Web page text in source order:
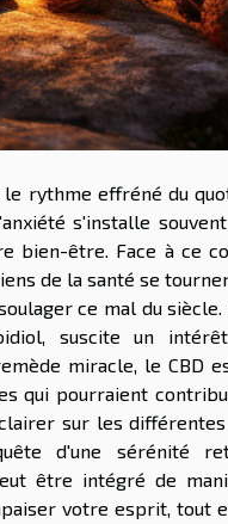
le rythme effréné du
s'installe
bien-être. Face à ce
de la santé se
ce mal du
suscite un
miracle, le CBD
qui pourraient
sur les
d'une sérénité
être intégré de
votre esprit, tout